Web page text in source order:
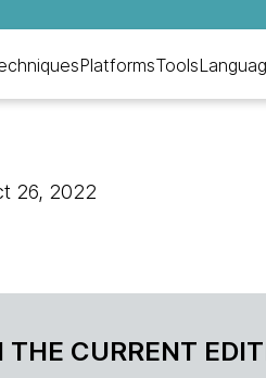
PlatformsTools
26, 2022
THE CURRENT